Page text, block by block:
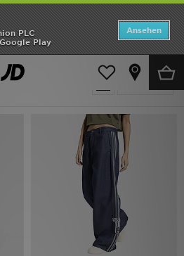
PLC
Play
Ansehen
Verfeinern
Adicolor